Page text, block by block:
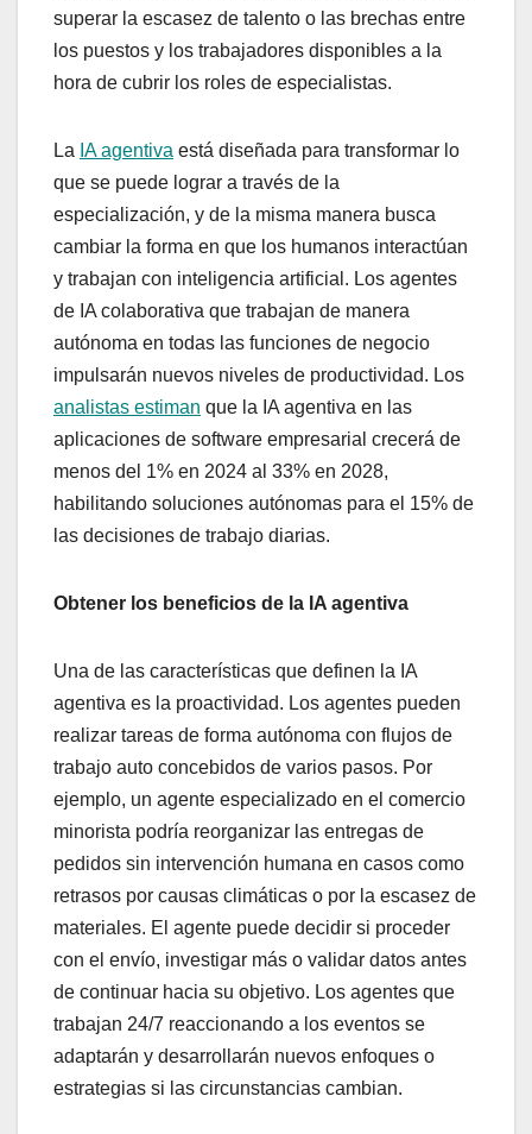
superar la escasez de talento o las brechas entre
los puestos y los trabajadores disponibles a la
hora de cubrir los roles de especialistas.
La IA agentiva está diseñada para transformar lo
que se puede lograr a través de la
especialización, y de la misma manera busca
cambiar la forma en que los humanos interactúan
y trabajan con inteligencia artificial. Los agentes
de IA colaborativa que trabajan de manera
autónoma en todas las funciones de negocio
impulsarán nuevos niveles de productividad. Los
analistas estiman que la IA agentiva en las
aplicaciones de software empresarial crecerá de
menos del 1% en 2024 al 33% en 2028,
habilitando soluciones autónomas para el 15% de
las decisiones de trabajo diarias.
Obtener los beneficios de la IA agentiva
Una de las características que definen la IA
agentiva es la proactividad. Los agentes pueden
realizar tareas de forma autónoma con flujos de
trabajo auto concebidos de varios pasos. Por
ejemplo, un agente especializado en el comercio
minorista podría reorganizar las entregas de
pedidos sin intervención humana en casos como
retrasos por causas climáticas o por la escasez de
materiales. El agente puede decidir si proceder
con el envío, investigar más o validar datos antes
de continuar hacia su objetivo. Los agentes que
trabajan 24/7 reaccionando a los eventos se
adaptarán y desarrollarán nuevos enfoques o
estrategias si las circunstancias cambian.